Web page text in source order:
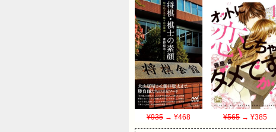
¥935 → ¥468 ¥565→ ¥385